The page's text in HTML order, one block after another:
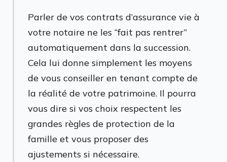
Parler de vos contrats d’assurance vie à
votre notaire ne les “fait pas rentrer”
automatiquement dans la succession.
Cela lui donne simplement les moyens
de vous conseiller en tenant compte de
la réalité de votre patrimoine. Il pourra
vous dire si vos choix respectent les
grandes règles de protection de la
famille et vous proposer des
ajustements si nécessaire.